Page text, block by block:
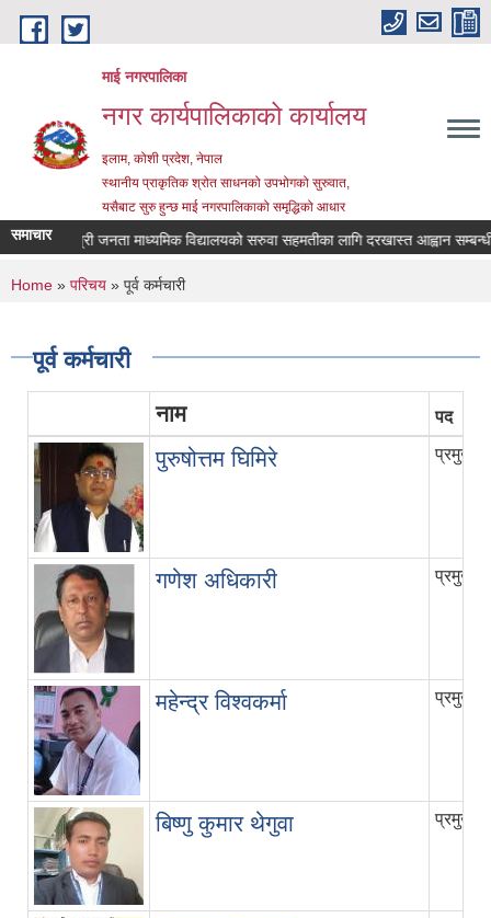
Skip to main content
माई नगरपालिका
नगर कार्यपालिकाको कार्यालय
इलाम, कोशी प्रदेश, नेपाल
स्थानीय प्राकृतिक श्रोत साधनको उपभोगको सुरुवात,
यसैबाट सुरु हुन्छ माई नगरपालिकाको समृद्धिको आधार
समाचारश्री जनता माध्यमिक विद्यालयको सरुवा सहमतीका लागि दरखास्त आह्वान सम्बन्धी
You are here
Home » परिचय » पूर्व कर्मचारी
पूर्व कर्मचारी
नाम पद
पुरुषोत्तम घिमिरे प्रमुख
गणेश अधिकारी प्रमुख
महेन्द्र विश्वकर्मा प्रमुख
बिष्णु कुमार थेगुवा प्रमुख